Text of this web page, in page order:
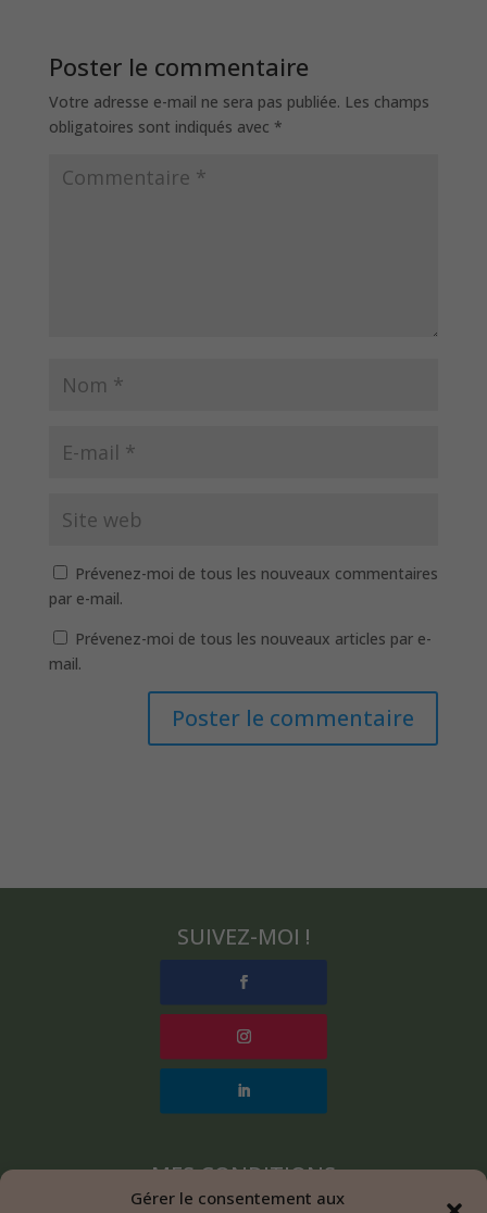
Gérer le consentement aux
Poster le commentaire
Votre adresse e-mail ne sera pas publiée. Les champs
obligatoires sont indiqués avec *
Prévenez-moi de tous les nouveaux commentaires
par e-mail.
Prévenez-moi de tous les nouveaux articles par e-
mail.
SUIVEZ-MOI !
MES CONDITIONS